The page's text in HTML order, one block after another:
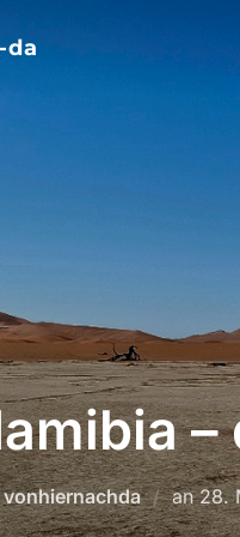
da
–
vonhiernachda an
am
28.